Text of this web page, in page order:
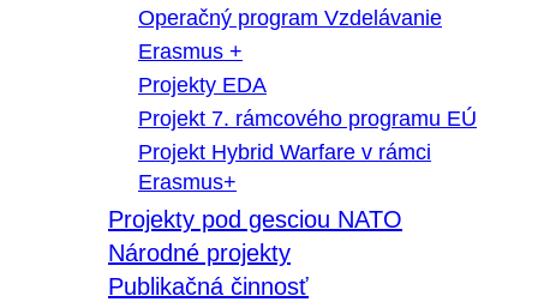
Operačný program Vzdelávanie
Erasmus +
Projekty EDA
Projekt 7. rámcového programu EÚ
Projekt Hybrid Warfare v rámci
Erasmus+
Projekty pod gesciou NATO
Národné projekty
Publikačná činnosť